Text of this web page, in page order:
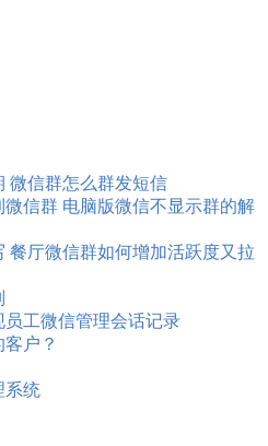
微信群怎么群发短信
信群 电脑版微信不显示群的解
餐厅微信群如何增加活跃度又拉
工微信管理会话记录
户？
系统